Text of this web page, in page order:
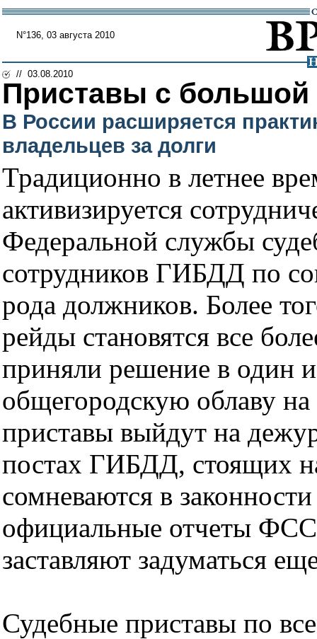
N°136, 03 августа 2010
// 03.08.2010
Приставы с большой
В России расширяется
владельцев за долги
Традиционно в летнее
активизируется
Федеральной службы
сотрудников ГИБДД по
рода должников. Более
рейды становятся все
приняли решение в один
общегородскую облаву
приставы выйдут на
постах ГИБДД, стоящих
сомневаются в
официальные отчеты
заставляют задуматься
Судебные приставы по